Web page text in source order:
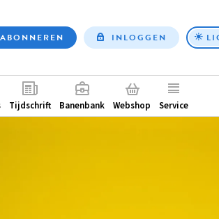
ABONNEREN INLOGGEN
Tijdschrift Banenbank Webshop Service